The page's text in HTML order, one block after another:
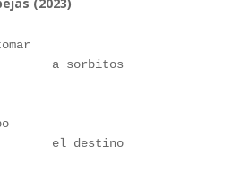
(2023)
                        a sorbitos
                        el destino